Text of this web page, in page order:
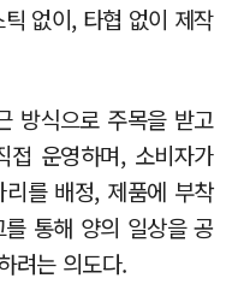
없이, 타협 없이 제작
방식으로 주목을 받고
접 운영하며, 소비자가
를 배정, 제품에 부착
통해 양의 일상을 공
려는 의도다.